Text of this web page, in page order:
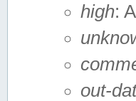
high:
out-